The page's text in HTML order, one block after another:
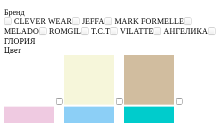
Бренд
CLEVER WEAR
JEFFA
MARK FORMELLE
MELADO
ROMGIL T.C.T VILATTE
АНГЕЛИКА
ГЛОРИЯ
Цвет